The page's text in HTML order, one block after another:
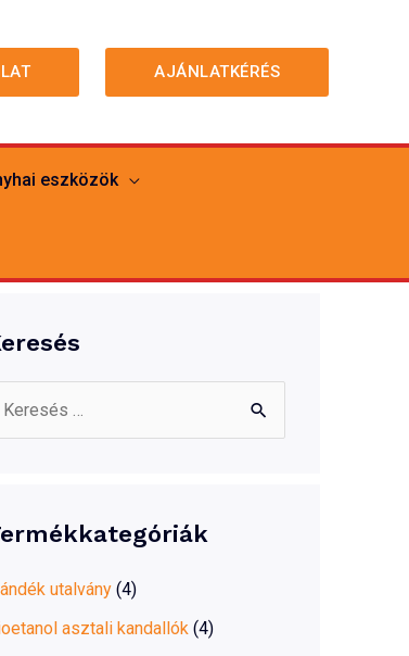
AJÁNLATKÉRÉS
eszközök
utalvány (4)
asztali kandallók (4)